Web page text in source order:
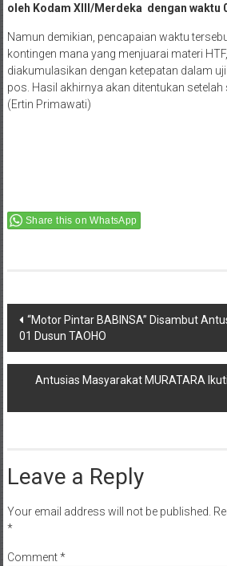
oleh Kodam XIII/Merdeka dengan waktu
Namun demikian, pencapaian waktu
kontingen mana yang menjuarai materi
diakumulasikan dengan ketepatan dalam
pos. Hasil akhirnya akan ditentukan
(Ertin Primawati)
Share this on WhatsApp
Post
navigation
“Motor Pintar BABINSA” Disambut
01 Dusun TAOHO
Antusias Masyarakat MURATARA
Leave a Reply
Your email address will not be published.
*
Comment*